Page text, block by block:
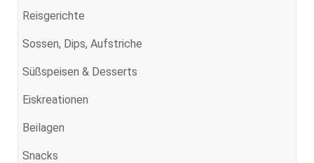
Reisgerichte
Sossen, Dips, Aufstriche
Süßspeisen & Desserts
Eiskreationen
Beilagen
Snacks